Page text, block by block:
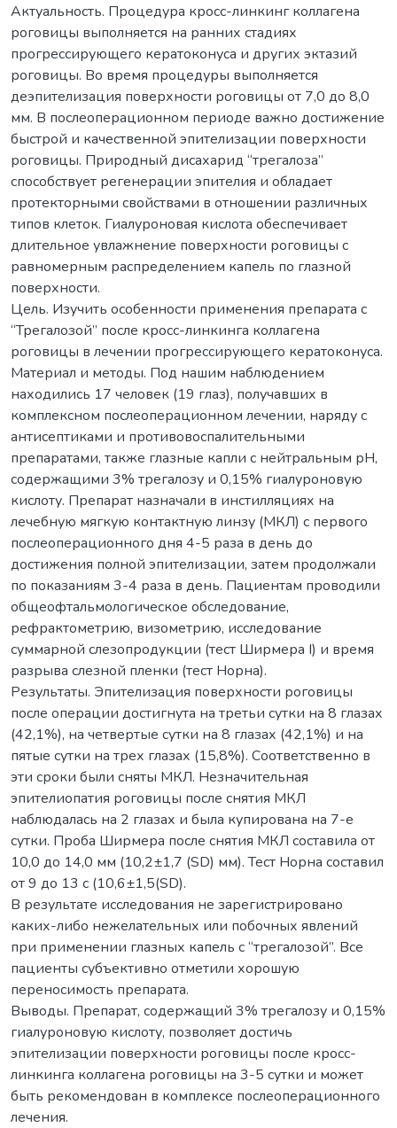
Актуальность. Процедура кросс-линкинг коллагена
роговицы выполняется на ранних стадиях
прогрессирующего кератоконуса и других эктазий
роговицы. Во время процедуры выполняется
деэпителизация поверхности роговицы от 7,0 до 8,0
мм. В послеоперационном периоде важно достижение
быстрой и качественной эпителизации поверхности
роговицы. Природный дисахарид “трегалоза”
способствует регенерации эпителия и обладает
протекторными свойствами в отношении различных
типов клеток. Гиалуроновая кислота обеспечивает
длительное увлажнение поверхности роговицы c
равномерным распределением капель по глазной
поверхности.
Цель. Изучить особенности применения препарата с
“Трегалозой” после кросс-линкинга коллагена
роговицы в лечении прогрессирующего кератоконуса.
Материал и методы. Под нашим наблюдением
находились 17 человек (19 глаз), получавших в
комплексном послеоперационном лечении, наряду с
антисептиками и противовоспалительными
препаратами, также глазные капли с нейтральным рН,
содержащими 3% трегалозу и 0,15% гиалуроновую
кислоту. Препарат назначали в инстилляциях на
лечебную мягкую контактную линзу (МКЛ) с первого
послеоперационного дня 4-5 раза в день до
достижения полной эпителизации, затем продолжали
по показаниям 3-4 раза в день. Пациентам проводили
общеофтальмологическое обследование,
рефрактометрию, визометрию, исследование
суммарной слезопродукции (тест Ширмера I) и время
разрыва слезной пленки (тест Норна).
Результаты. Эпителизация поверхности роговицы
после операции достигнута на третьи сутки на 8 глазах
(42,1%), на четвертые сутки на 8 глазах (42,1%) и на
пятые сутки на трех глазах (15,8%). Соответственно в
эти сроки были сняты МКЛ. Незначительная
эпителиопатия роговицы после снятия МКЛ
наблюдалась на 2 глазах и была купирована на 7-е
сутки. Проба Ширмера после снятия МКЛ составила от
10,0 до 14,0 мм (10,2±1,7 (SD) мм). Тест Норна составил
от 9 до 13 с (10,6±1,5(SD).
В результате исследования не зарегистрировано
каких-либо нежелательных или побочных явлений
при применении глазных капель с “трегалозой”. Все
пациенты субъективно отметили хорошую
переносимость препарата.
Выводы. Препарат, содержащий 3% трегалозу и 0,15%
гиалуроновую кислоту, позволяет достичь
эпителизации поверхности роговицы после кросс-
линкинга коллагена роговицы на 3-5 сутки и может
быть рекомендован в комплексе послеоперационного
лечения.